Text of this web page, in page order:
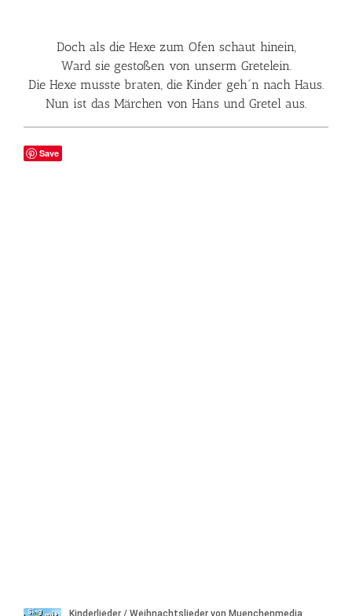
Doch als die Hexe zum Ofen schaut hinein,
Ward sie gestoßen von unserm Gretelein.
Die Hexe musste braten, die Kinder geh´n nach Haus.
Nun ist das Märchen von Hans und Gretel aus.
Save